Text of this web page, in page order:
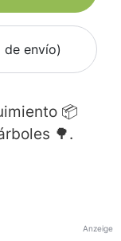
de envío)
📦
🌳.
Anzeige